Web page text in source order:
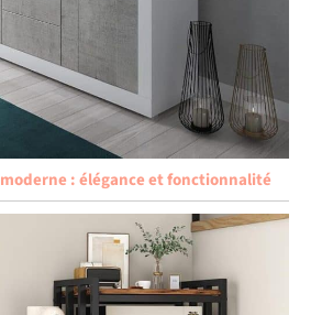
: élégance et fonctionnalité